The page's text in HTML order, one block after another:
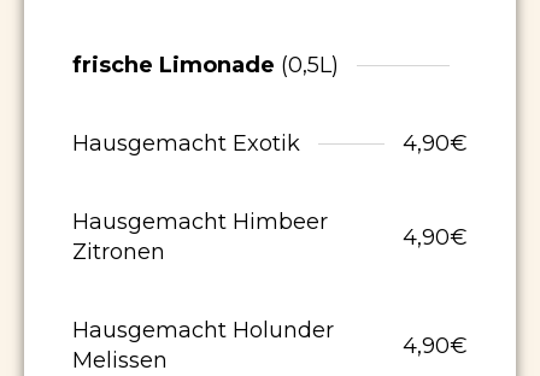
frische Limonade (0,5L)
Hausgemacht Exotik 4,90€
Hausgemacht Himbeer
Zitronen
4,90€
Hausgemacht Holunder
Melissen
4,90€